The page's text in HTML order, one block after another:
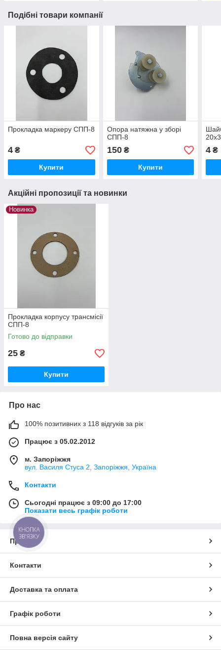
Подібні товари компанії
Прокладка маркеру СПП-8
4 ₴
Купити
Опора натяжна у зборі
СПП-8
150₴
Купити
4 ₴
Акційні пропозиції та новинки
Новинка
Прокладка корпусу трансмісії
СПП-8
Готово до відправки
25 ₴
Купити
Про нас
100% позитивних з 118 відгуків за рік
Працює з 05.02.2012
м. Запоріжжя
вул. Василя Стуса 2, Запоріжжя, Україна
Контакти
Сьогодні працює з 09:00 до 17:00
Показати весь графік роботи
Про нас
Контакти
Доставка та оплата
Графік роботи
Повна версія сайту
КНОПКА
ЗВ'ЯЗКУ